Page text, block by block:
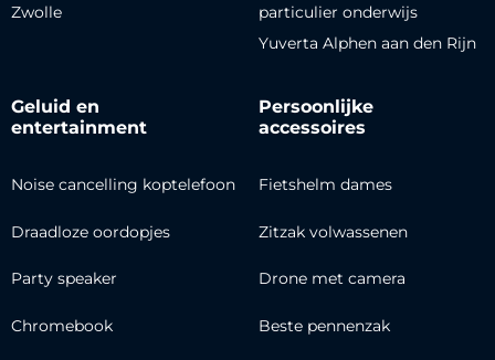
Zwolle
particulier onderwijs
Yuverta Alphen aan den Rijn
Geluid en
entertainment
Noise cancelling koptelefoon
Draadloze oordopjes
Party speaker
Chromebook
Persoonlijke
accessoires
Fietshelm dames
Zitzak volwassenen
Drone met camera
Beste pennenzak